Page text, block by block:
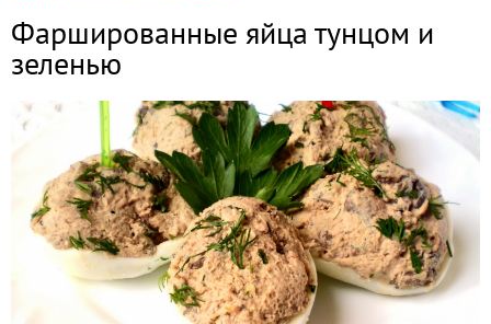
Фаршированные яйца тунцом и
зеленью